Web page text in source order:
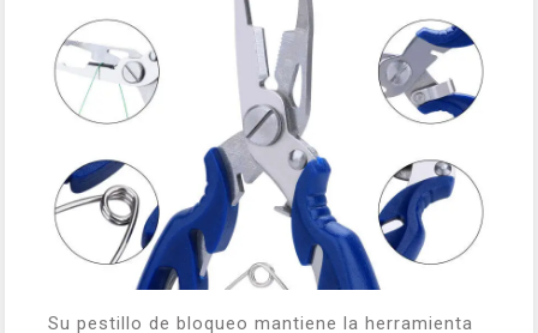
Su pestillo de bloqueo mantiene la herramienta